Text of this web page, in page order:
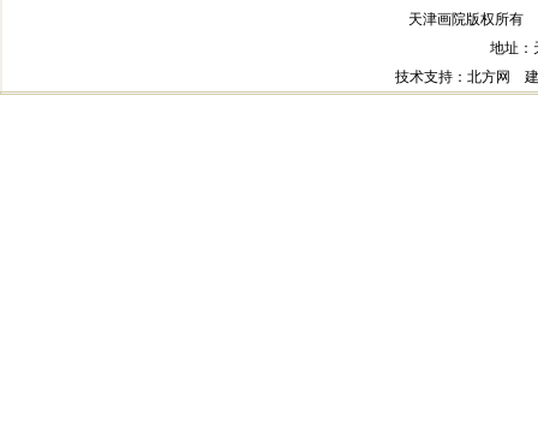
天津画院版权所有
地址：
技术支持 ：北方网 建